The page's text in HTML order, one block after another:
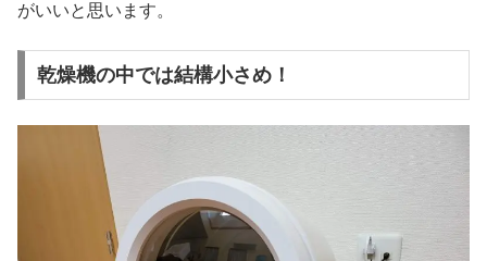
がいいと思います。
乾燥機の中では結構小さめ！